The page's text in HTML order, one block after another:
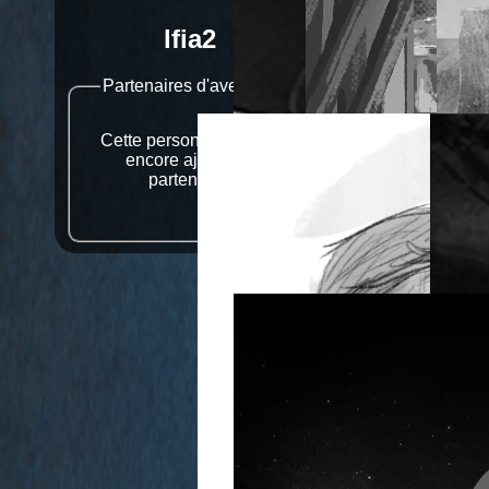
lfia2
Partenaires d'aventure
Cette personne n'a pas
encore ajouté de
partenaire.
0%